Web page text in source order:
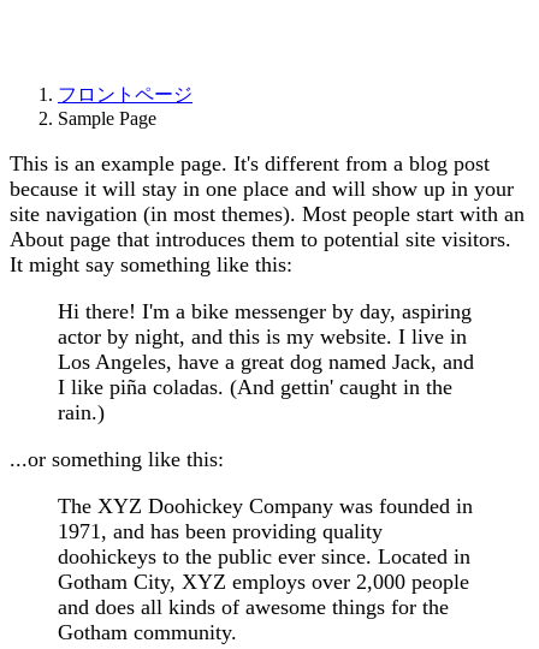
フロントページ
Sample Page
This is an example page. It's different from a blog post
because it will stay in one place and will show up in your
site navigation (in most themes). Most people start with an
About page that introduces them to potential site visitors.
It might say something like this:
Hi there! I'm a bike messenger by day, aspiring
actor by night, and this is my website. I live in
Los Angeles, have a great dog named Jack, and
I like piña coladas. (And gettin' caught in the
rain.)
...or something like this:
The XYZ Doohickey Company was founded in
1971, and has been providing quality
doohickeys to the public ever since. Located in
Gotham City, XYZ employs over 2,000 people
and does all kinds of awesome things for the
Gotham community.